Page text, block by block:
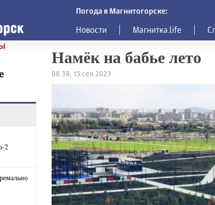
Погода в Магнитогорске:
Новости Магнитка.life
2
Намёк на бабье лето
08:38, 15 сен 2023